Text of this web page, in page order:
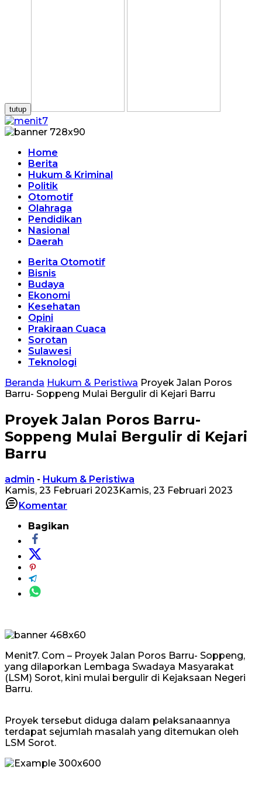
tutup
Home
Berita
Hukum & Kriminal
Politik
Otomotif
Olahraga
Pendidikan
Nasional
Daerah
Berita Otomotif
Bisnis
Budaya
Ekonomi
Kesehatan
Opini
Prakiraan Cuaca
Sorotan
Sulawesi
Teknologi
Beranda Hukum & Peristiwa Proyek Jalan Poros
Barru- Soppeng Mulai Bergulir di Kejari Barru
Proyek Jalan Poros Barru-
Soppeng Mulai Bergulir di Kejari
Barru
admin - Hukum & Peristiwa
Kamis, 23 Februari 2023Kamis, 23 Februari 2023
Komentar
Bagikan
Menit7. Com – Proyek Jalan Poros Barru- Soppeng,
yang dilaporkan Lembaga Swadaya Masyarakat
(LSM) Sorot, kini mulai bergulir di Kejaksaan Negeri
Barru.
Proyek tersebut diduga dalam pelaksanaannya
terdapat sejumlah masalah yang ditemukan oleh
LSM Sorot.